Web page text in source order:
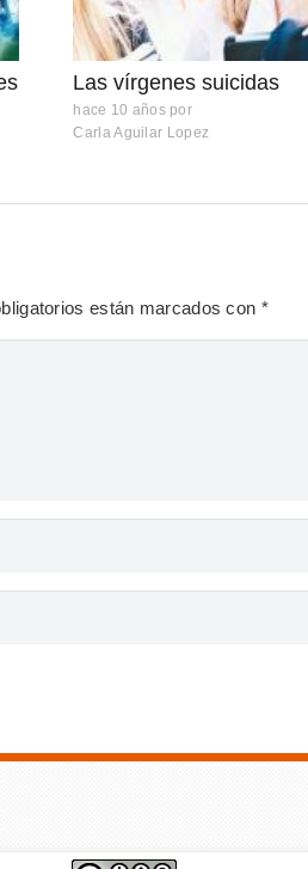
Las vírgenes suicidas
hace 10 años por
Carla Aguilar Lopez
están marcados con *